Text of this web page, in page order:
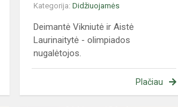
Kategorija:Didžiuojamės
Deimantė Vikniutė ir Aistė
Laurinaitytė - olimpiados
nugalėtojos.
Plačiau